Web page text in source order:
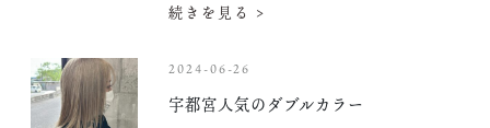
続きを見る >
2024-06-26
宇都宮人気のダブルカラー